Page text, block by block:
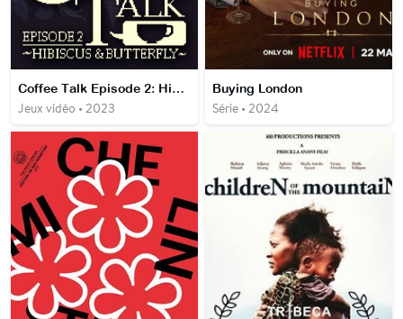
Coffee Talk Episode 2: Hibiscus & Butterfly
Jeux vidéo • 2023
Buying London
Série • 2024